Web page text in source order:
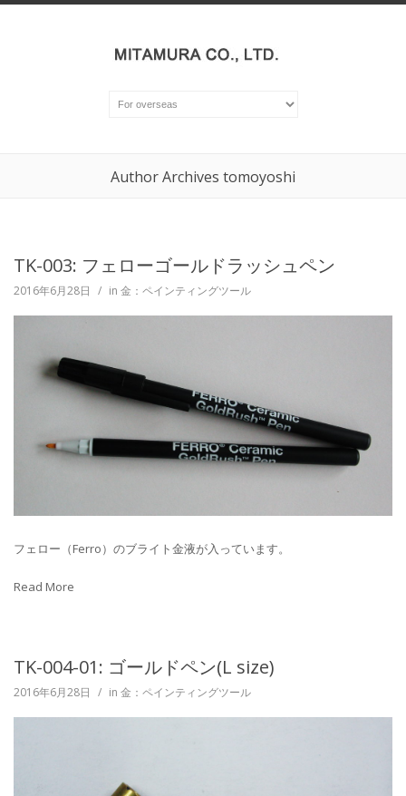
Author Archives tomoyoshi
TK-003: フェローゴールドラッシュペン
2016年6月28日 / in 金：ペインティングツール
フェロー（Ferro）のブライト金液が入っています。
Read More
TK-004-01: ゴールドペン(L size)
2016年6月28日 / in 金：ペインティングツール